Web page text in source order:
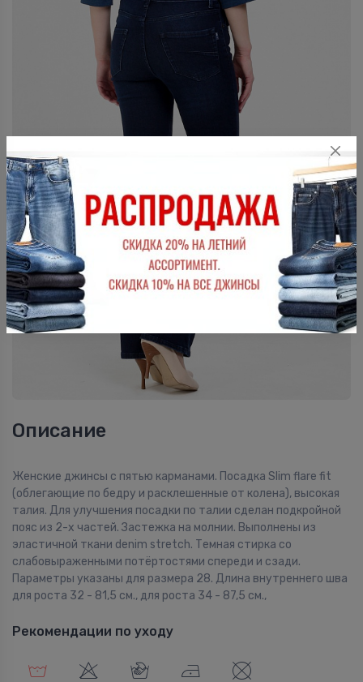
Описание
Женские джинсы с пятью карманами. Посадка Slim flare fit
(облегающие по бедру и расклешенные от колена), высокая
талия. Для улучшения посадки по талии сделан подкройной
пояс из 2-х частей. Застежка на молнии. Выполнены из
эластичной ткани denim stretch. Темная стирка со
слабовыраженными потёртостями спереди и сзади.
Параметры указаны для размера 28. Длина внутреннего шва
для роста 32 - 81,5 см., для роста 34 - 87,5 см.,
Рекомендации по уходу